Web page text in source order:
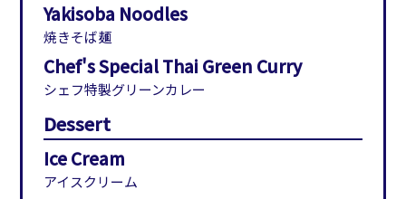
Yakisoba Noodles
焼きそば麺
Chef's Special Thai Green Curry
シェフ特製グリーンカレー
Dessert
Ice Cream
アイスクリーム